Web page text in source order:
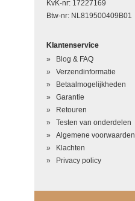
Uw beoordeling in één zin
*
Beoordeling
KvK-nr: 17227169
Btw-nr: NL819500409B01
Klantenservice
Blog & FAQ
Verzendinformatie
Betaalmogelijkheden
Garantie
Retouren
Testen van onderdelen
Algemene voorwaarden
Klachten
Privacy policy